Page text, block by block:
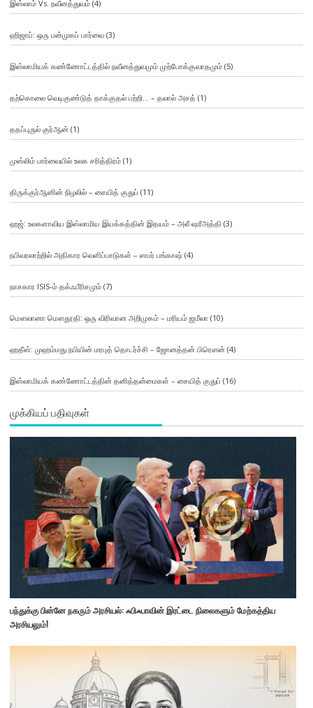
இஸ்லாம் Vs. நவீனத்துவம்(4)
ஹிஜாப்: ஒரு பன்முகப் பார்வை(3)
இஸ்லாமியக் கண்ணோட்டத்தில் நவீனத்துவமும் முற்போக்குவாதமும்(5)
தற்கொலை வெடிகுண்டுத் தாக்குதல் பற்றி… – தலால் அசத் (1)
ததப்புருல் குர்ஆன் (1)
முஸ்லிம் பார்வையில் உலக சரித்திரம்(1)
திருக்குர்ஆனின் நிழலில் – சையித் குதுப் (11)
ஹஜ்: உலகளாவிய இஸ்லாமிய இயக்கத்தின் இதயம் – அலீ ஷரீஅத்தி (3)
நபிவரலாற்றில் அதிகார வெளிப்பாடுகள் – ஸபர் பங்காஷ் (4)
நாசகார ISIS-ம் தக்ஃபீரிசமும்(7)
மௌலானா மௌதூதி: ஒரு விரிவான அறிமுகம் – மரியம் ஜமீலா (10)
ஹதீஸ்: முஹம்மது நபியின் மரபுத் தொடர்ச்சி – ஜோனத்தன் பிரௌன் (4)
இஸ்லாமியக் கண்ணோட்டத்தின் தனித்தன்மைகள் – சையித் குதுப் (16)
முக்கியப் பதிவுகள்
பந்துக்கு பின்னே நகரும் அரசியல்: ஃபிஃபாவின் இரட்டை நிலைகளும் மேற்கத்திய
அரசியலும்!